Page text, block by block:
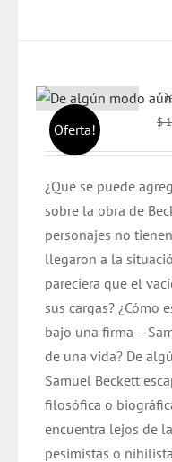
Oferta! $
¿Qué se puede
sobre la obra de
personajes no
llegaron a la
pareciera que el
sus cargas? ¿Cómo
bajo una firma
de una vida? De
Samuel Beckett
filosófica o
encuentra lejos de
pesimistas o